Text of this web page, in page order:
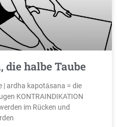
die halbe Taube
| ardha kapotāsana = die
KONTRAINDIKATION
im Rücken und